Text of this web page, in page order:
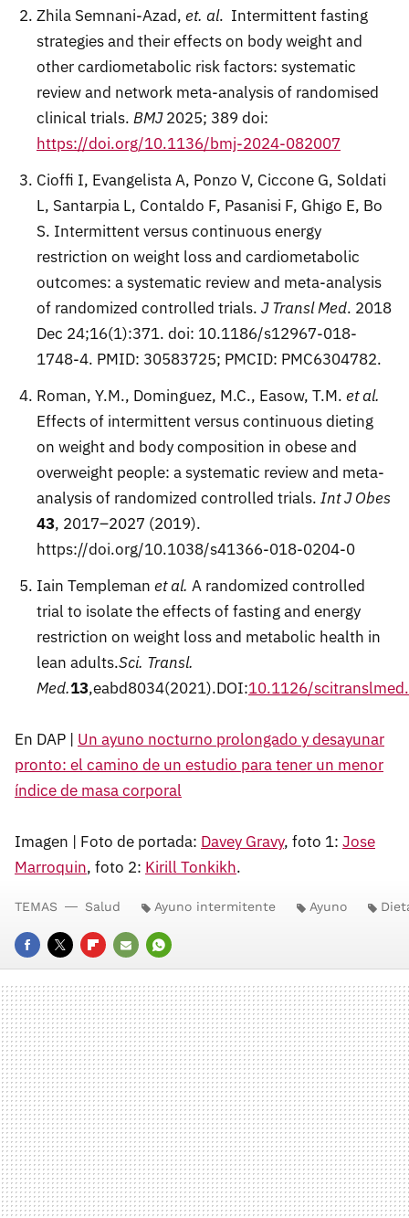
Zhila Semnani-Azad, et. al. Intermittent fasting
strategies and their effects on body weight and
other cardiometabolic risk factors: systematic
review and network meta-analysis of randomised
clinical trials. BMJ2025; 389 doi:
https://doi.org/10.1136/bmj-2024-082007
Cioffi I, Evangelista A, Ponzo V, Ciccone G, Soldati
L, Santarpia L, Contaldo F, Pasanisi F, Ghigo E, Bo
S. Intermittent versus continuous energy
restriction on weight loss and cardiometabolic
outcomes: a systematic review and meta-analysis
of randomized controlled trials. J Transl Med. 2018
Dec 24;16(1):371. doi: 10.1186/s12967-018-
1748-4. PMID: 30583725; PMCID: PMC6304782.
Roman, Y.M., Dominguez, M.C., Easow, T.M. et al.
Effects of intermittent versus continuous dieting
on weight and body composition in obese and
overweight people: a systematic review and meta-
analysis of randomized controlled trials. Int J Obes
43, 2017–2027 (2019).
https://doi.org/10.1038/s41366-018-0204-0
Iain Templeman et al. A randomized controlled
trial to isolate the effects of fasting and energy
restriction on weight loss and metabolic health in
lean adults.Sci. Transl.
Med.13,eabd8034(2021).DOI:10.1126/
En DAP | Un ayuno nocturno prolongado y desayunar
pronto: el camino de un estudio para tener un menor
índice de masa corporal
Imagen | Foto de portada: Davey Gravy, foto 1: Jose
Marroquin, foto 2: Kirill Tonkikh.
FACEBOOK
TWITTERFLIPBOARD
E-
MAIL
WHATSAPP
TEMAS Salud Ayuno intermitente Ayuno